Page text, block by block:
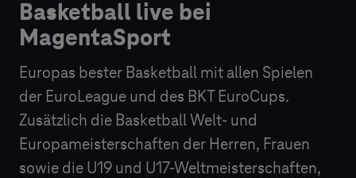
Basketball live bei
MagentaSport
Europas bester Basketball mit allen Spielen
der EuroLeague und des BKT EuroCups.
Zusätzlich die Basketball Welt- und
Europameisterschaften der Herren, Frauen
sowie die U19 und U17-Weltmeisterschaften,